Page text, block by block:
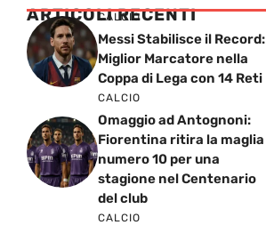
ARTICOLI RECENTI
CALCIO
Messi Stabilisce il Record:
Miglior Marcatore nella
Coppa di Lega con 14 Reti
CALCIO
Omaggio ad Antognoni:
Fiorentina ritira la maglia
numero 10 per una
stagione nel Centenario
del club
CALCIO